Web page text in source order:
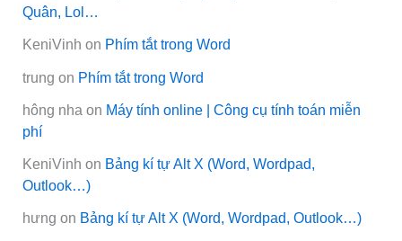
Quân, Lol…
KeniVinh on Phím tắt trong Word
trung on Phím tắt trong Word
hông nha on Máy tính online | Công cụ tính toán miễn
phí
KeniVinh on Bảng kí tự Alt X (Word, Wordpad,
Outlook…)
hưng on Bảng kí tự Alt X (Word, Wordpad, Outlook…)